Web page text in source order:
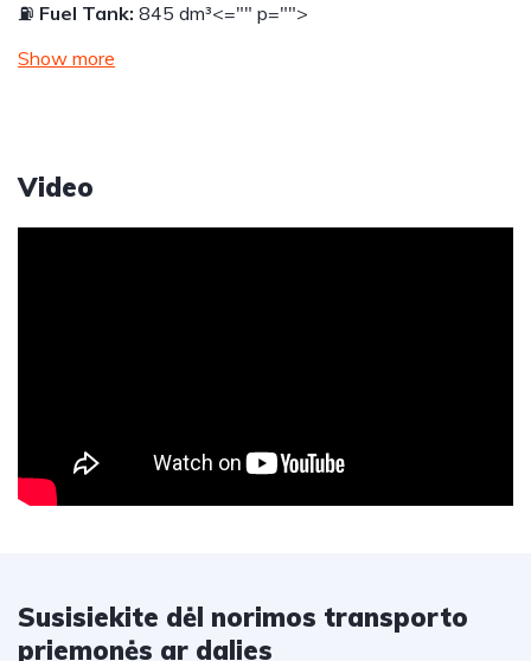
⛽ Fuel Tank: 845 dm³<="" p="">
Show more
Video
Susisiekite dėl norimos transporto
priemonės ar dalies